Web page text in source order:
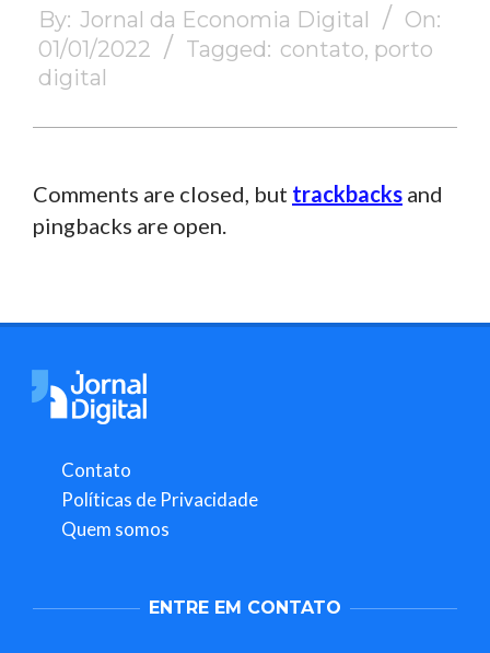
01-
01
By: Jornal da Economia Digital
On:
01/01/2022
Tagged: contato, porto
digital
Comments are closed, but trackbacks and
pingbacks are open.
Contato
Políticas de Privacidade
Quem somos
ENTRE EM CONTATO